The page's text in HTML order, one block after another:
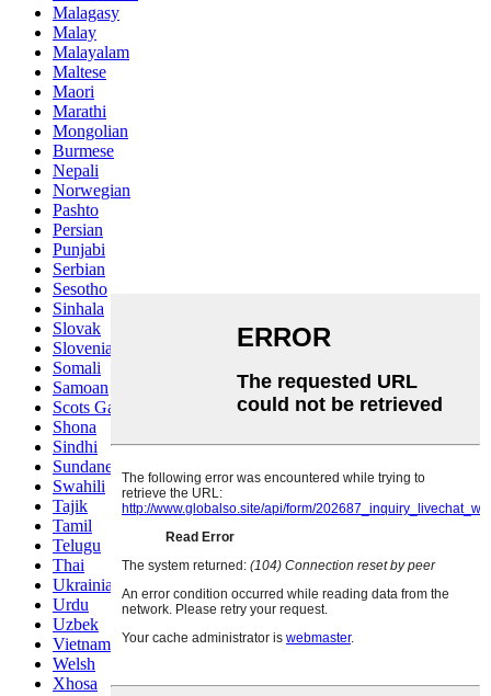
Malagasy
Malay
Malayalam
Maltese
Maori
Marathi
Mongolian
Burmese
Nepali
Norwegian
Pashto
Persian
Punjabi
Serbian
Sesotho
Sinhala
Slovak
Slovenian
Somali
Samoan
Scots Gaelic
Shona
Sindhi
Sundanese
Swahili
Tajik
Tamil
Telugu
Thai
Ukrainian
Urdu
Uzbek
Vietnamese
Welsh
Xhosa